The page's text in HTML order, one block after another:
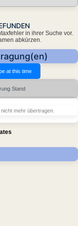
in ihrer Suche vor.
abkürzen.
Stand
mehr übertragen.